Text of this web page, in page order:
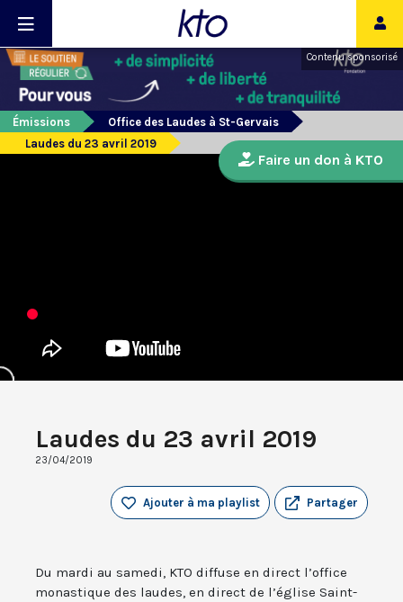
Contenu sponsorisé
Émissions
Office des Laudes à St-Gervais
Laudes du 23 avril 2019
Laudes du 23 avril 2019
23/04/2019
Partager
Ajouter à ma playlist
Du mardi au samedi, KTO diffuse en direct l’office
monastique des laudes, en direct de l’église Saint-
Faire un don à KTO